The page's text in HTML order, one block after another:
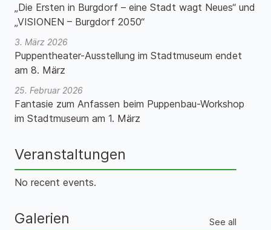
„Die Ersten in Burgdorf – eine Stadt wagt Neues“ und
„VISIONEN – Burgdorf 2050“
3. März 2026
Puppentheater-Ausstellung im Stadtmuseum endet
am 8. März
25. Februar 2026
Fantasie zum Anfassen beim Puppenbau-Workshop
im Stadtmuseum am 1. März
Veranstaltungen
No recent events.
Galerien See all